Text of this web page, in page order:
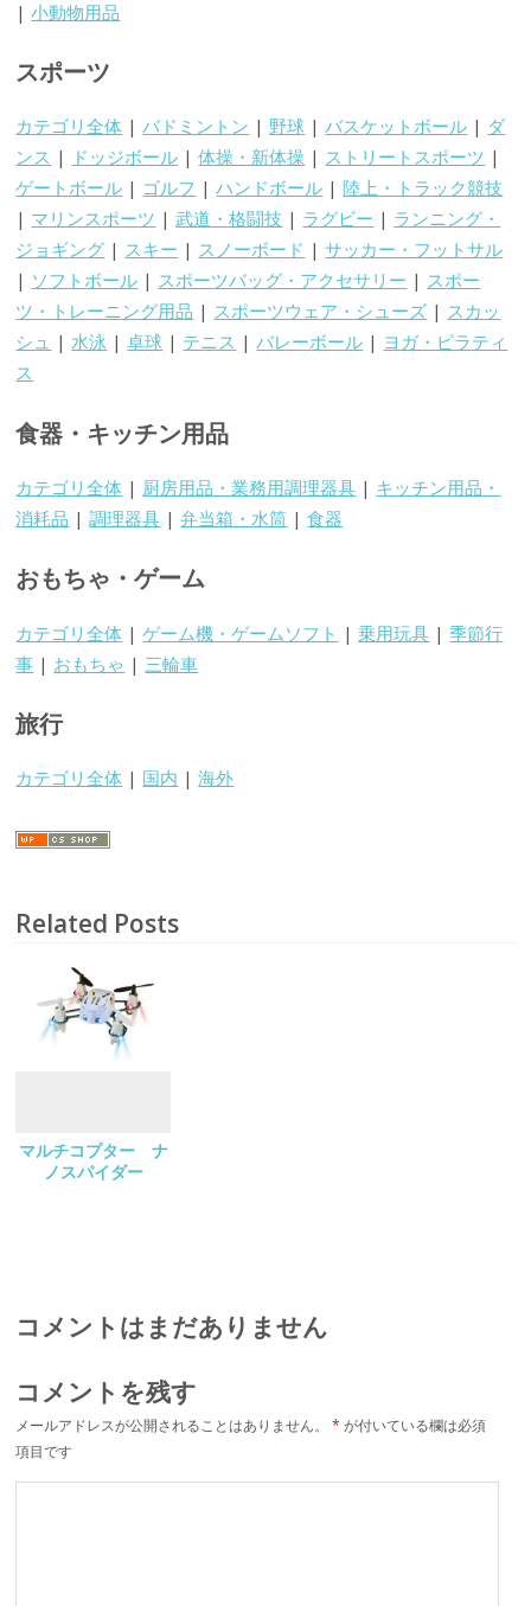
|小動物用品
スポーツ
カテゴリ全体 |バドミントン | 野球 |バスケットボール | ダ
ンス | ドッジボール |体操・新体操 | ストリートスポーツ |
ゲートボール | ゴルフ |ハンドボール |陸上・トラック競技
| マリンスポーツ |武道・格闘技 | ラグビー | ランニング・
ジョギング | スキー | スノーボード |サッカー・フットサル
| ソフトボール | スポーツバッグ・アクセサリー | スポー
ツ・トレーニング用品 | スポーツウェア・シューズ | スカッ
シュ |水泳 |卓球 | テニス |バレーボール | ヨガ・ピラティ
ス
食器・キッチン用品
カテゴリ全体 | 厨房用品・業務用調理器具 | キッチン用品・
消耗品 |調理器具 |弁当箱・水筒 |食器
おもちゃ・ゲーム
カテゴリ全体 |ゲーム機・ゲームソフト |乗用玩具 |季節行
事 | おもちゃ | 三輪車
旅行
カテゴリ全体 | 国内 |海外
Related Posts
マルチコプター ナ
ノスパイダー
コメントはまだありません
コメントを残す
メールアドレスが公開されることはありません。 * が付いている欄は必須
項目です